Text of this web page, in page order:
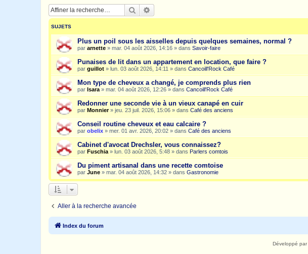
Rechercher
SUJETS
Plus un poil sous les aisselles depuis quelques semaines, normal ?
par arnette » mar. 04 août 2026, 14:16 » dans Savoir-faire
Punaises de lit dans un appartement en location, que faire ?
par guillot » lun. 03 août 2026, 14:11 » dans Cancoill'Rock Café
Mon type de cheveux a changé, je comprends plus rien
par Isara » mar. 04 août 2026, 12:26 » dans Cancoill'Rock Café
Redonner une seconde vie à un vieux canapé en cuir
par Monnier» jeu. 23 juil. 2026, 15:06 » dans Café des anciens
Conseil routine cheveux et eau calcaire ?
par obelix » mer. 01 avr. 2026, 20:02 » dans Café des anciens
Cabinet d'avocat Drechsler, vous connaissez?
par Fuschia » lun. 03 août 2026, 5:48 » dans Parlers comtois
Du piment artisanal dans une recette comtoise
par June » mar. 04 août 2026, 14:32 » dans Gastronomie
Aller à la recherche avancée
Index du forum
Développé par